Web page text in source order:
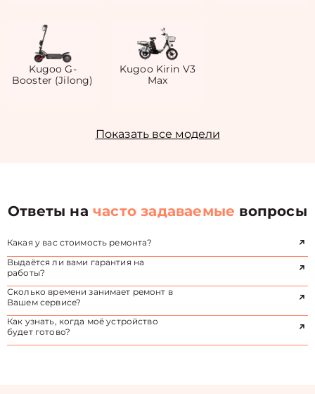
Kugoo G-
Booster (Jilong)
Kugoo Kirin V3
Max
Показать все модели
Ответы начасто задаваемые вопросы
Какая у вас стоимость ремонта?
Выдаётся ли вами гарантия на
работы?
Сколько времени занимает ремонт в
Вашем сервисе?
Как узнать, когда моё устройство
будет готово?